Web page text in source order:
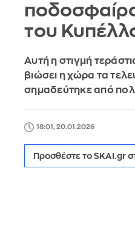
του
Αυτή η στιγμή
βιώσει η χώρα τα
σημαδεύτηκε από
18:01, 20.01.2026
Προσθέστε το SKAI.gr